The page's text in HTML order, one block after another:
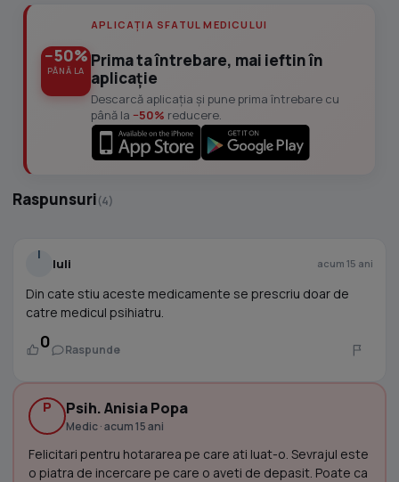
−50%
PÂNĂ LA
APLICAȚIA SFATUL MEDICULUI
Prima ta întrebare, mai ieftin în
aplicație
Descarcă aplicația și pune prima întrebare cu
până la −50% reducere.
Raspunsuri(4)
I
Iuli acum 15 ani
Din cate stiu aceste medicamente se prescriu doar de
catre medicul psihiatru.
0 Raspunde
P Psih. Anisia Popa
Medic · acum 15 ani
Felicitari pentru hotararea pe care ati luat-o. Sevrajul este
o piatra de incercare pe care o aveti de depasit. Poate ca